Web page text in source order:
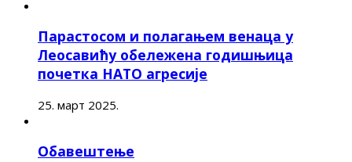
Парастосом и полагањем венаца у
Леосавићу обележена годишњица
почетка НАТО агресије
25. март 2025.
Обавештење